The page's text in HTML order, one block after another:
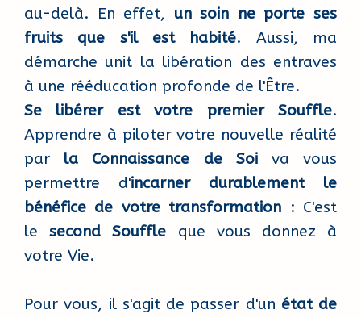
au-delà. En effet, un soin ne porte ses
fruits que s'il est habité. Aussi, ma
démarche unit la libération des entraves
à une rééducation profonde de l'Être.
Se libérer est votre premier Souffle.
Apprendre à piloter votre nouvelle réalité
par la Connaissance de Soiva vous
permettre d'incarner durablement le
bénéfice de votre transformation : C'est
lesecond Souffle que vous donnez à
votre Vie.
Pour vous, il s'agit de passer d'un état de